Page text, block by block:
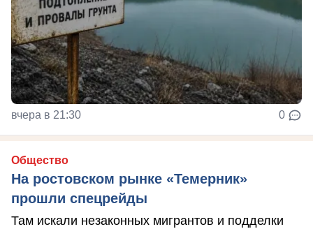
вчера в 21:30 0
Общество
На ростовском рынке «Темерник»
прошли спецрейды
Там искали незаконных мигрантов и подделки